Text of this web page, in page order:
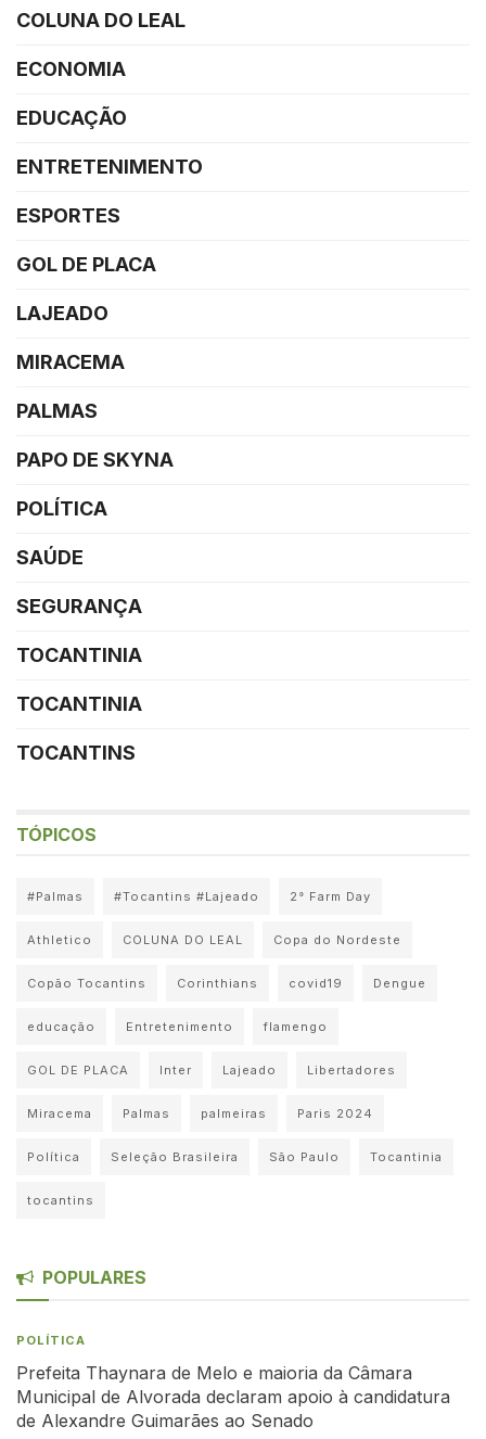
COLUNA DO LEAL
ECONOMIA
EDUCAÇÃO
ENTRETENIMENTO
ESPORTES
GOL DE PLACA
LAJEADO
MIRACEMA
PALMAS
PAPO DE SKYNA
POLÍTICA
SAÚDE
SEGURANÇA
TOCANTINIA
TOCANTINIA
TOCANTINS
TÓPICOS
#Palmas #Tocantins #Lajeado 2° Farm Day
Athletico COLUNA DO LEAL Copa do Nordeste
Copão Tocantins Corinthians covid19 Dengue
educação Entretenimento flamengo
GOL DE PLACA Inter Lajeado Libertadores
Miracema Palmas palmeiras Paris 2024
Política Seleção Brasileira São Paulo Tocantinia
tocantins
POPULARES
POLÍTICA
Prefeita Thaynara de Melo e maioria da Câmara
Municipal de Alvorada declaram apoio à candidatura
de Alexandre Guimarães ao Senado